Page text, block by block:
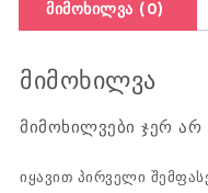
მიმოხილვა (0)
მიმოხილვა
მიმოხილვები ჯერ არ
იყავით პირველი